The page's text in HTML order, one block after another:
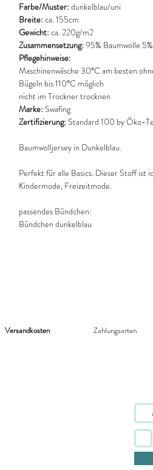
Farbe/Muster: dunkelblau/uni
Breite: ca. 155cm
Gewicht: ca. 220g/m2
Zusammensetzung: 95% Baumwolle
Pflegehinweise:
Maschinenwäsche 30°C am besten
Bügeln bis 110°C möglich
nicht im Trockner trocknen
Marke: Swafing
Zertifizierung: Standard 100 by Öko-
Baumwolljersey in Dunkelblau.
Perfekt für alle Basics. Dieser Stoff ist
Kindermode, Freizeitmode.
passendes Bündchen:
Bündchen dunkelblau
Versandkosten Zahlungsarten